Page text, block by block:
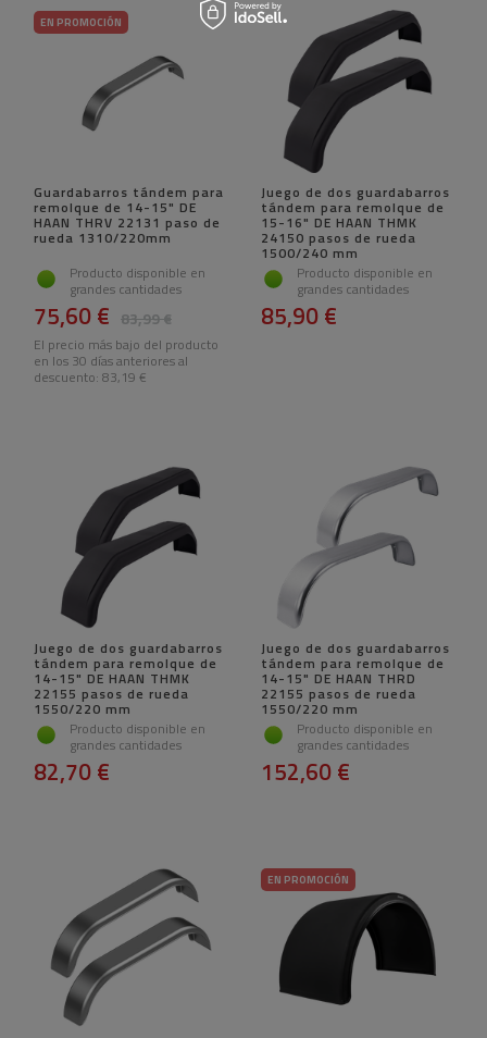
EN PROMOCIÓN
Guardabarros tándem para
remolque de 14-15" DE
HAAN THRV 22131 paso de
rueda 1310/220mm
Producto disponible en
grandes cantidades
83,99 €
75,60 €
El precio más bajo del producto
en los 30 días anteriores al
descuento: 83,19 €
Juego de dos guardabarros
tándem para remolque de
15-16" DE HAAN THMK
24150 pasos de rueda
1500/240 mm
Producto disponible en
grandes cantidades
85,90 €
Juego de dos guardabarros
tándem para remolque de
14-15" DE HAAN THMK
22155 pasos de rueda
1550/220 mm
Producto disponible en
grandes cantidades
82,70 €
Juego de dos guardabarros
tándem para remolque de
14-15" DE HAAN THRD
22155 pasos de rueda
1550/220 mm
Producto disponible en
grandes cantidades
152,60 €
EN PROMOCIÓN